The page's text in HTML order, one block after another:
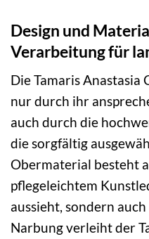
Design und
Verarbeitung für
Die Tamaris Anastasia
nur durch ihr
auch durch die
die sorgfältig
Obermaterial besteht
pflegeleichtem
aussieht, sondern
Narbung verleiht der